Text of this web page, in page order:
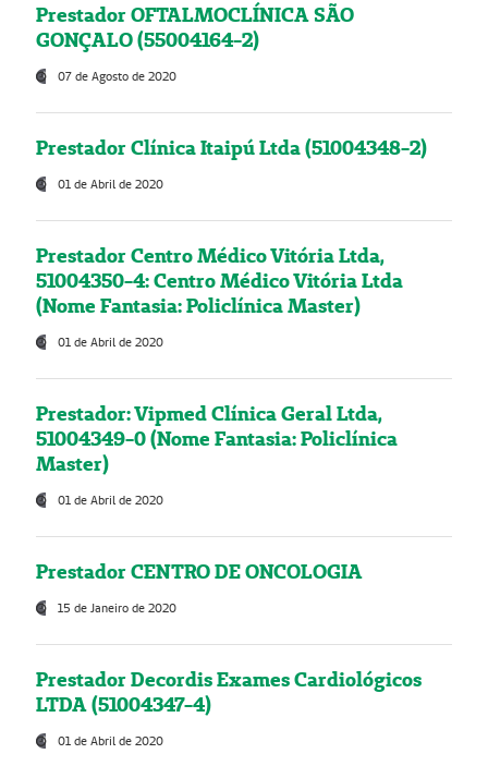
Prestador OFTALMOCLÍNICA SÃO
GONÇALO (55004164-2)
07 de Agosto de 2020
Prestador Clínica Itaipú Ltda (51004348-2)
01 de Abril de 2020
Prestador Centro Médico Vitória Ltda,
51004350-4: Centro Médico Vitória Ltda
(Nome Fantasia: Policlínica Master)
01 de Abril de 2020
Prestador: Vipmed Clínica Geral Ltda,
51004349-0 (Nome Fantasia: Policlínica
Master)
01 de Abril de 2020
Prestador CENTRO DE ONCOLOGIA
15 de Janeiro de 2020
Prestador Decordis Exames Cardiológicos
LTDA (51004347-4)
01 de Abril de 2020